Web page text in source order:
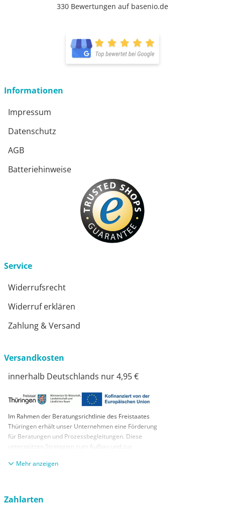
330 Bewertungen auf basenio.de
Informationen
Impressum
Datenschutz
AGB
Batteriehinweise
Service
Widerrufsrecht
Widerruf erklären
Zahlung & Versand
Versandkosten
innerhalb Deutschlands nur 4,95 €
Im Rahmen der Beratungsrichtlinie des Freistaates
Thüringen erhält unser Unternehmen eine Förderung
für Beratungen und Prozessbegleitungen. Diese
unterstützen Strategien zum Aufbau und zur
KMUs. Die daraus resultierenden Ergebnisse und
aus Mitteln des Europäischen Sozialfonds Plus und
anzeigen
Zahlarten